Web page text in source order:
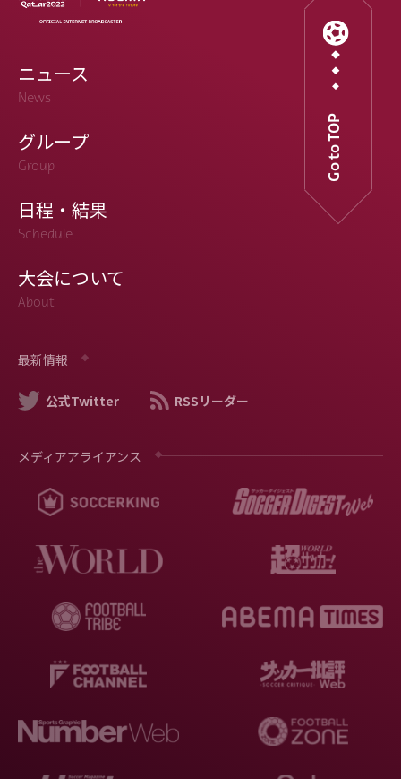
ニュース
News
グループ
Group
日程・結果
Schedule
大会について
About
最新情報
公式Twitter RSSリーダー
メディアアライアンス
Go to TOP